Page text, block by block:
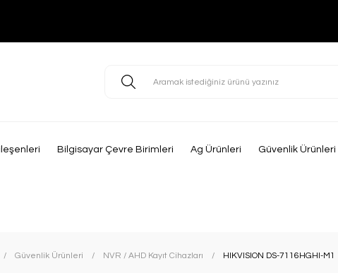
Bilgisayar Çevre Birimleri Ag Ürünleri Güvenlik Ürünleri
Güvenlik Ürünleri NVR / AHD Kayıt Cihazları HIKVISION DS-7116HGHI-